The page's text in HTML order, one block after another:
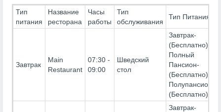
Тип
питания
Название
ресторана
Часы
работы
Тип
обслуживания
Тип Питания
Завтрак
Main
Restaurant
07:30 -
09:00
Шведский
стол
Завтрак-
(Бесплатно),
Полный
Пансион-
(Бесплатно),
Полупансион-
(Бесплатно)
Завтрак-